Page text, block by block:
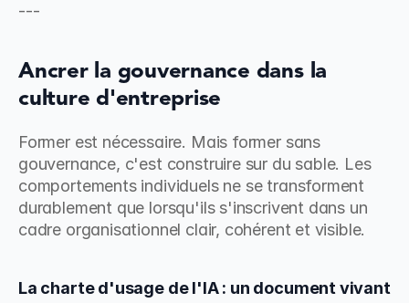
---
Ancrer la gouvernance dans la
culture d'entreprise
Former est nécessaire. Mais former sans
gouvernance, c'est construire sur du sable. Les
comportements individuels ne se transforment
durablement que lorsqu'ils s'inscrivent dans un
cadre organisationnel clair, cohérent et visible.
La charte d'usage de l'IA : un document vivant